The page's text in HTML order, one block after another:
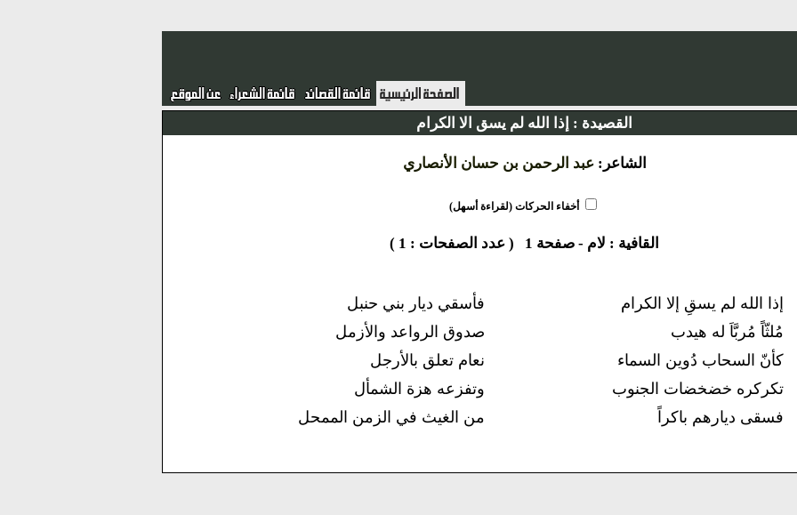
القصيدة : إذا الله لم يسق الا الكرام
الشاعر:عبد الرحمن بن حسان الأنصاري
أخفاء الحركات (لقراءة أسهل)
القافية : لام - صفحة 1 ( عدد الصفحات : 1 )
إذا الله لم يسقِ إلا الكرام
فأسقي ديار بني حنبل
مُلثّاً مُربَّاَ له هيدب
صدوق الرواعد والأزمل
كأنّ السحاب دُوين السماء
نعام تعلق بالأرجل
تكركره خضخضات الجنوب
وتفزعه هزة الشمأل
فسقى ديارهم باكراً
من الغيث في الزمن الممحل